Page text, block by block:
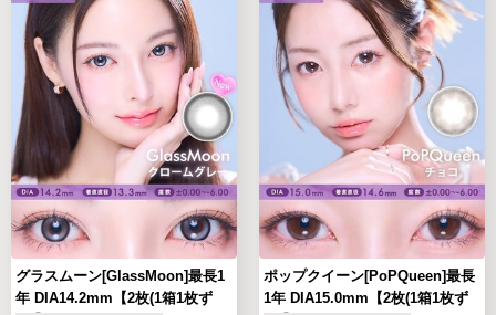
グラスムーン[GlassMoon]最長1
年 DIA14.2mm【2枚(1箱1枚ず
ポップクイーン[PoPQueen]最長
1年 DIA15.0mm【2枚(1箱1枚ず